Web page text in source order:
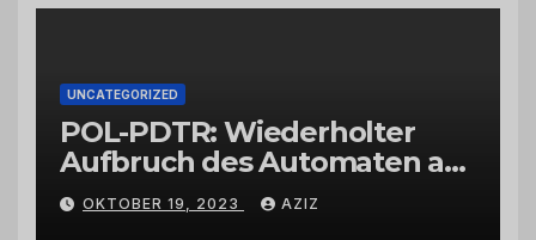
UNCATEGORIZED
POL-PDTR: Wiederholter
Aufbruch des Automaten am
Wohnmobilstellplatz in
Hermeskeil am Labachweg
OKTOBER 19, 2023 AZIZ